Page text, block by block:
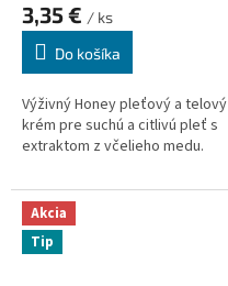
3,35 € / ks
Do košíka
Výživný Honey pleťový a telový
krém pre suchú a citlivú pleť s
extraktom z včelieho medu.
Akcia
Tip